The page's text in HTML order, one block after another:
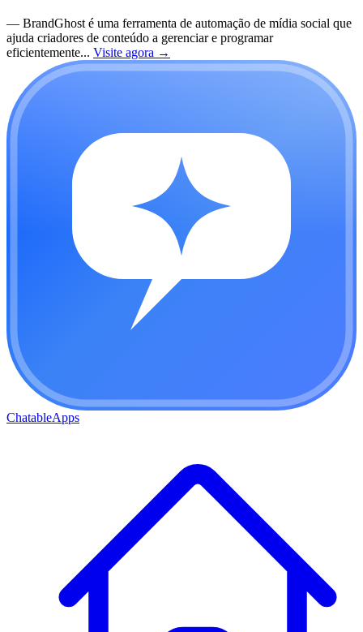
— BrandGhost é uma ferramenta de automação de mídia social que
ajuda criadores de conteúdo a gerenciar e programar
eficientemente... Visite agora →
ChatableApps